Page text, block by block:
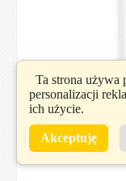
Ta strona używa
personalizacji
ich użycie.
Akceptuję